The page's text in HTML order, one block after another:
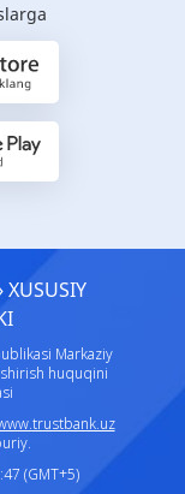
ХUSUSIY
Markaziy
huquqini
(GMT+5)